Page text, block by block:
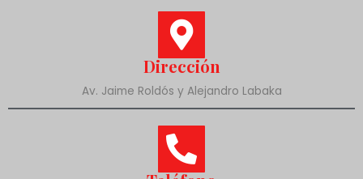
Dirección
Av. Jaime Roldós y Alejandro Labaka